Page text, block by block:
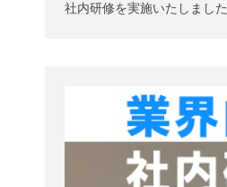
社内研修を実施いたしました